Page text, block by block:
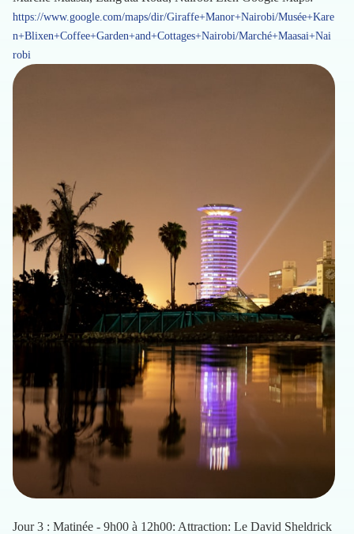
https://www.google.com/maps/dir/Giraffe+Manor+Nairobi/Musée+Kare
n+Blixen+Coffee+Garden+and+Cottages+Nairobi/Marché+Maasai+Nai
robi
Jour 3 : Matinée - 9h00 à 12h00: Attraction: Le David Sheldrick